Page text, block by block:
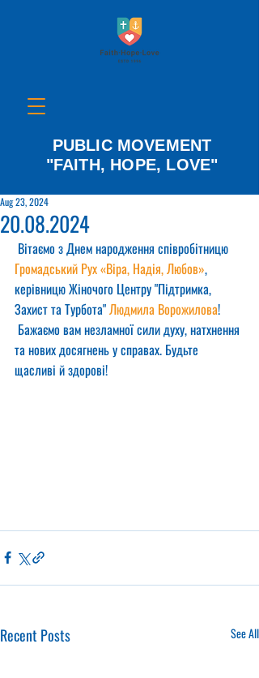
PUBLIC MOVEMENT
"FAITH, HOPE, LOVE"
20.08.2024
Aug 23, 2024
Вітаємо з Днем народження співробітницю
Громадський Рух «Віра, Надія, Любов»,
керівницю Жіночого Центру "Підтримка,
Захист та Турбота" Людмила Ворожилова!
Бажаємо вам незламної сили духу, натхнення
та нових досягнень у справах. Будьте
щасливі й здорові!
Recent Posts See All